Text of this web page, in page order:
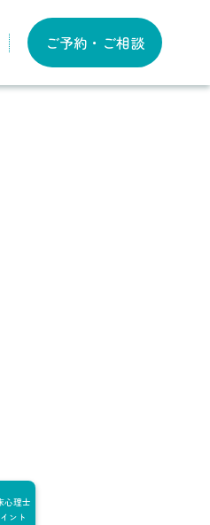
ご予約・ご相談
心理士
ント
日